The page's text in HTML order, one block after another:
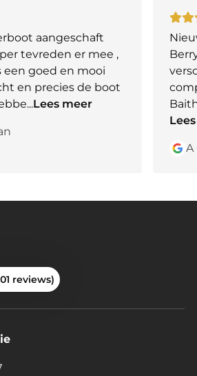
aangeschaft
tevreden er mee ,
een goed en mooi
en precies de boot
...Lees meer
A
reviews)